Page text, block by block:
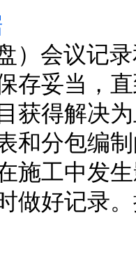
会议记录
存妥当，
获得解决
和分包编
施工中发
做好记录